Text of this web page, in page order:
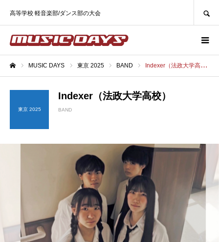
高等学校 軽音楽部/ダンス部の大会
MUSIC DAYS 東京 2025 BAND Indexer（法政大学高校）
東京 2025
Indexer（法政大学高校）
BAND